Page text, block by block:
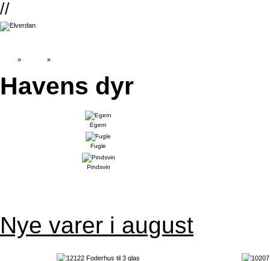
//
» »
Havens dyr
Egern
Fugle
Pindsvin
Nye varer i august